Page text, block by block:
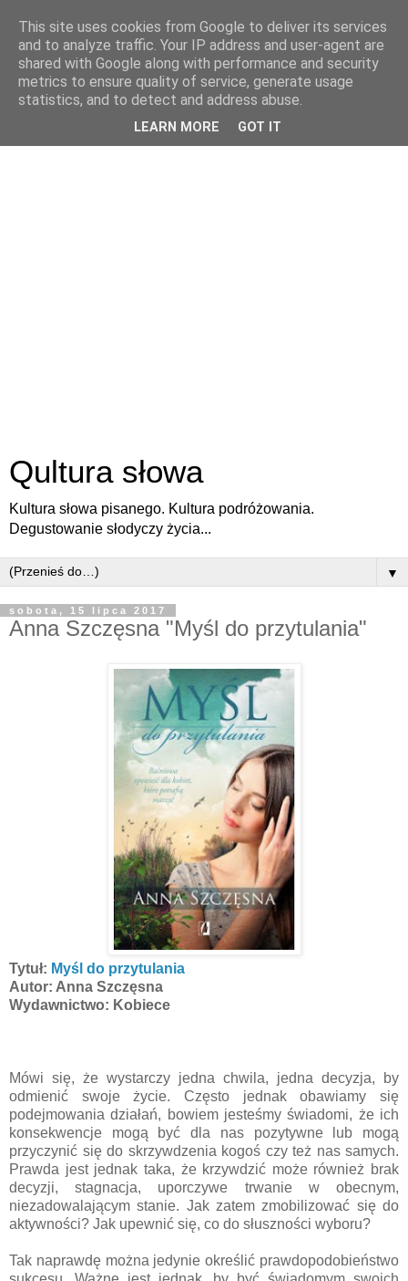
Qultura słowa
Kultura słowa pisanego. Kultura podróżowania.
Degustowanie słodyczy życia...
▼
sobota, 15 lipca 2017
Anna Szczęsna "Myśl do przytulania"
Tytuł: Myśl do przytulania
Autor: Anna Szczęsna
Wydawnictwo: Kobiece
Mówi się, że wystarczy jedna chwila, jedna decyzja, by
odmienić swoje życie. Często jednak obawiamy się
podejmowania działań, bowiem jesteśmy świadomi, że ich
konsekwencje mogą być dla nas pozytywne lub mogą
przyczynić się do skrzywdzenia kogoś czy też nas samych.
Prawda jest jednak taka, że krzywdzić może również brak
decyzji, stagnacja, uporczywe trwanie w obecnym,
niezadowalającym stanie. Jak zatem zmobilizować się do
aktywności? Jak upewnić się, co do słuszności wyboru?
Tak naprawdę można jedynie określić prawdopodobieństwo
This site uses cookies from Google to deliver its services
and to analyze traffic. Your IP address and user-agent are
shared with Google along with performance and security
metrics to ensure quality of service, generate usage
statistics, and to detect and address abuse.
LEARN MORE GOT IT